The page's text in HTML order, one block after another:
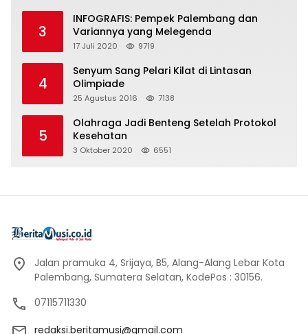
3
INFOGRAFIS: Pempek Palembang dan
Variannya yang Melegenda
17 Juli 2020 9719
4
Senyum Sang Pelari Kilat di Lintasan
Olimpiade
25 Agustus 2016 7138
5
Olahraga Jadi Benteng Setelah Protokol
Kesehatan
3 Oktober 2020 6551
Jalan pramuka 4, Srijaya, B5, Alang-Alang Lebar Kota
Palembang, Sumatera Selatan, KodePos : 30156.
07115711330
redaksi.beritamusi@gmail.com